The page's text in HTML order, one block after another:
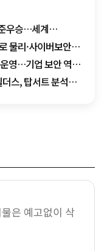
우승…세계
물리·사이버보안
영…기업 보안 역량
스, 탑서트 분석